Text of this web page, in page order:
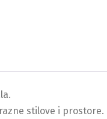
stilove i